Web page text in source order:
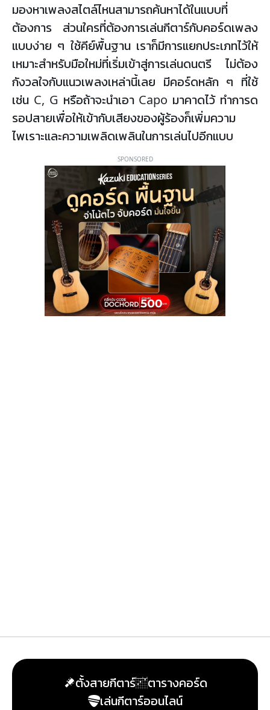
มองหาเพลงสไตล์ไหนสามารถค้นหาได้ในแบบที่
ต้องการ ส่วนใครที่ต้องการเล่นกีตาร์กับคอร์ดเพลง
แบบง่าย ๆ ใช้คีย์พื้นฐาน เราก็มีการแยกประเภทไว้ให้
เหมาะสำหรับมือใหม่ที่เริ่มเข้าสู่การเล่นดนตรี ไม่ต้อง
กังวลใจกับแนวเพลงเหล่านี้เลย มีคอร์ดหลัก ๆ ที่ใช้
เช่น C, G หรือถ้าจะนำเอา Capo มาคาดไว้ ทำการด
รอปสายเพื่อให้เข้ากับเสียงของผู้ร้องก็เพิ่มความ
ไพเราะและความเพลิดเพลินในการเล่นไปอีกแบบ
SPONSORED
ตั้งสายกีตาร์
ตารางคอร์ด
เล่นกีตาร์ออนไลน์